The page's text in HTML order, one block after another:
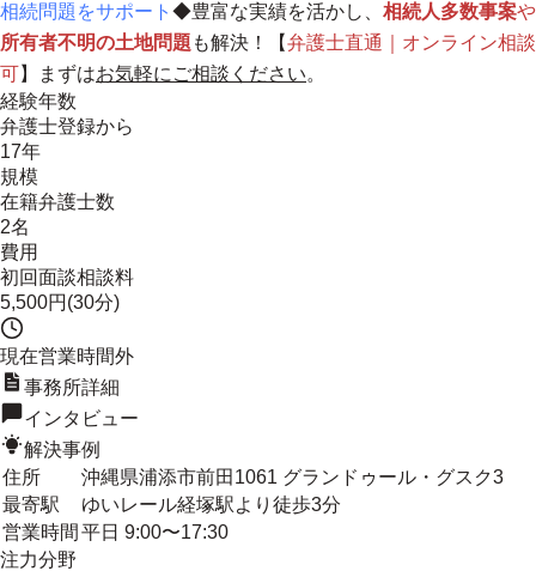
相続問題をサポート ◆豊富な実績を活かし、 相続人多数事案や
所有者不明の土地問題 も解決！【弁護士直通｜オンライン相談
可】まずはお気軽にご相談ください。
経験年数
弁護士登録から
17年
規模
在籍弁護士数
2名
費用
初回面談相談料
5,500円(30分)
現在営業時間外
事務所詳細
インタビュー
解決事例
住所
沖縄県浦添市前田1061 グランドゥール・グスク3
最寄駅
ゆいレール経塚駅より徒歩3分
営業時間 平日 9:00〜17:30
注力分野